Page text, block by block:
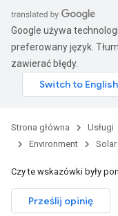
Google używa
preferowany język.
zawierać błędy.
Strona główna Usługi
Environment
Solar
Czy te wskazówki były
Prześlij opinię